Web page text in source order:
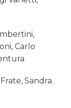
Carlo
Sandra